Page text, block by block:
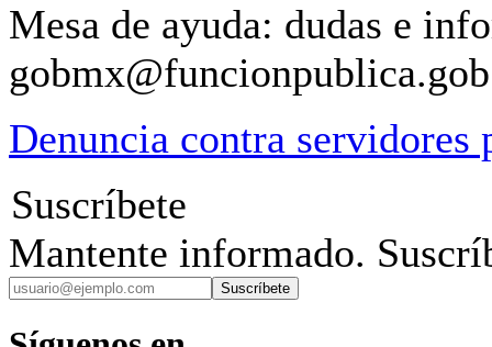
Mesa de ayuda: dudas e
Denuncia contra servidores
Suscríbete
Mantente informado.
Suscríbete